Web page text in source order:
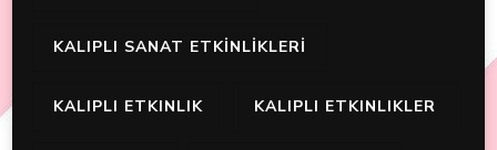
KALIPLI SANAT ETKİNLİKLERİ
KALIPLI ETKINLIK KALIPLI ETKINLIKLER